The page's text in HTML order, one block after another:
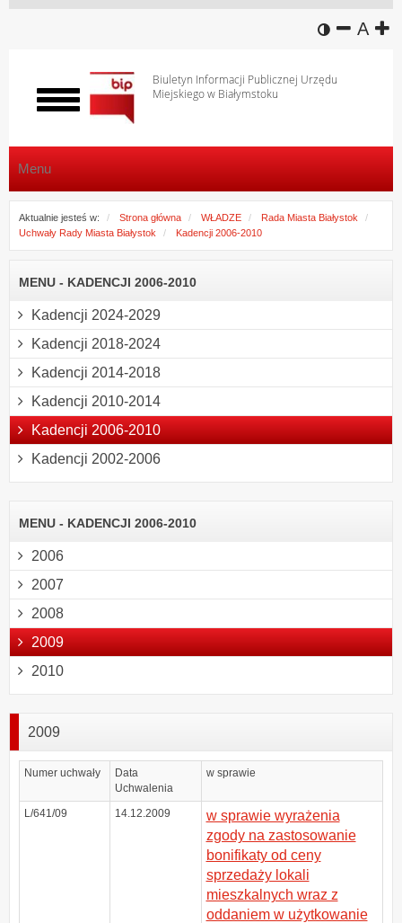
wersja
A
Biuletyn Informacji Publicznej Urzędu
Miejskiego w Białymstoku
Włącz
menu
Menu
Aktualnie jesteś w: Strona główna WŁADZE
Rada Miasta Białystok
Uchwały Rady Miasta Białystok
Kadencji 2006-2010
MENU - KADENCJI 2006-2010
Kadencji 2024-2029
Kadencji 2018-2024
Kadencji 2014-2018
Kadencji 2010-2014
Kadencji 2006-2010
Kadencji 2002-2006
MENU - KADENCJI 2006-2010
2006
2007
2008
2009
2010
2009
Numer uchwały
Data
Uchwalenia
w sprawie
L/641/09 14.12.2009
w sprawie wyrażenia
zgody na zastosowanie
bonifikaty od ceny
sprzedaży lokali
mieszkalnych wraz z
oddaniem w użytkowanie